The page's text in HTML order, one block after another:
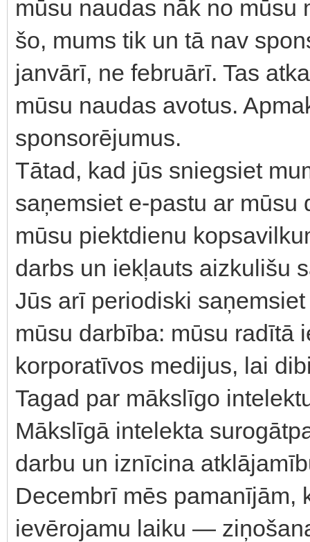
mūsu naudas nāk no mūsu
šo, mums tik un tā nav
janvārī, ne februārī. Tas
mūsu naudas avotus.
sponsorējumus.
Tātad, kad jūs sniegsiet
saņemsiet e-pastu ar
mūsu piektdienu
darbs un iekļauts aizkulišu
Jūs arī periodiski
mūsu darbība: mūsu radītā
korporatīvos medijus, lai
Tagad par mākslīgo
Mākslīgā intelekta
darbu un iznīcina
Decembrī mēs pamanījām,
ievērojamu laiku —